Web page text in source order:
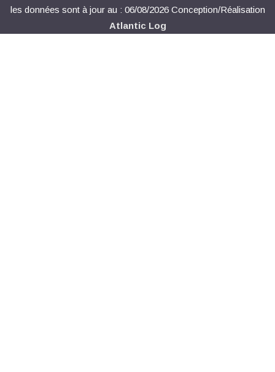
les données sont à jour au : 06/08/2026 Conception/Réalisation
Atlantic Log